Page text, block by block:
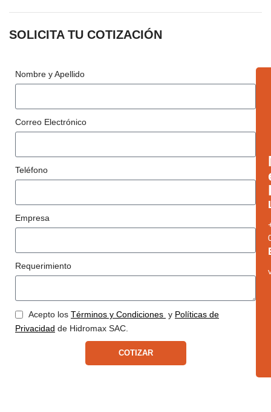
SOLICITA TU COTIZACIÓN
Nombre y Apellido
Correo Electrónico
Teléfono
Empresa
Requerimiento
Acepto los Términos y Condiciones y Políticas de
Privacidad de Hidromax SAC.
COTIZAR